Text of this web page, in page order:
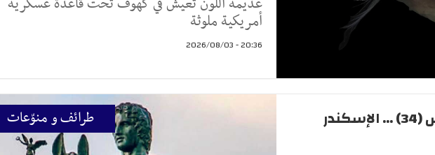
أمريكية ملوثة
20:36 - 2026/08/03
طرائف و منوّعات
مسلسل تاريخ فارس (34) ... الإسكندر